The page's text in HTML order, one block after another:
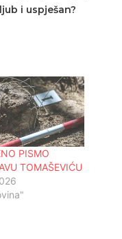
i uspješan?
PISMO
TOMAŠEVIĆU